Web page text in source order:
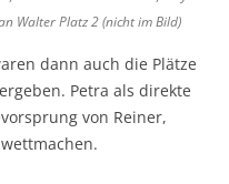
Walter Platz 2 (nicht im Bild)
dann auch die Plätze
Petra als direkte
von Reiner,